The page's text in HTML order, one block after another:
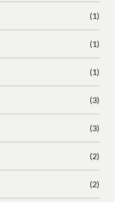
(1)
(1)
(1)
(3)
(3)
(2)
(2)